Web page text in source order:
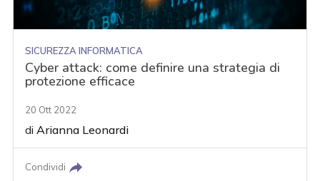
SICUREZZA INFORMATICA
Cyber attack: come definire una strategia di
protezione efficace
20 Ott 2022
diArianna Leonardi
Condividi